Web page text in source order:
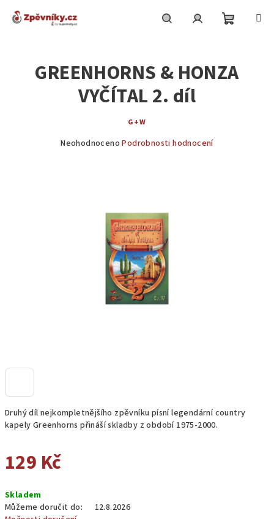
košík
Druhý díl nejkompletnějšího zpěvníku písní legendární country
kapely Greenhorns přináší skladby z období 1975-2000.
129 Kč
cena:
Skladem
Můžeme doručit do:
12.8.2026
GREENHORNS & HONZA
VYČÍTAL 2. díl
G+W
Průměrné
Neohodnoceno Podrobnosti hodnocení